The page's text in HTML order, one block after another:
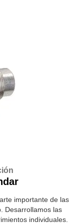
importante de las
Desarrollamos las
individuales.